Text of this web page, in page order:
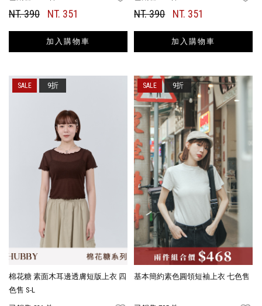
NT. 390 NT. 351
加入購物車
NT. 390 NT. 351
加入購物車
棉花糖 素面木耳邊透膚短版上衣 四
色售 S-L
9折
基本簡約素色圓領短袖上衣 七色售
9折